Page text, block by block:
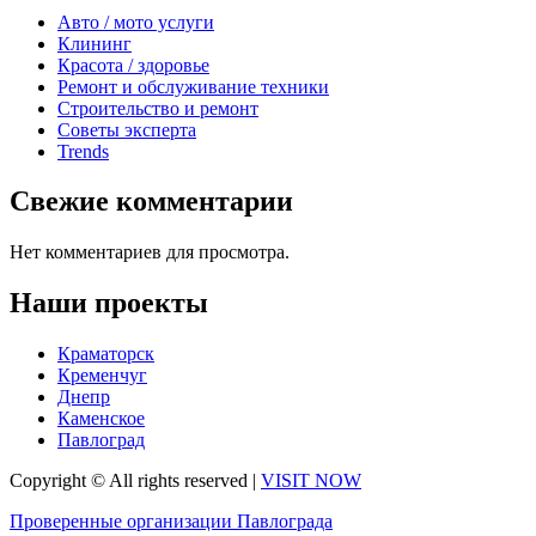
Авто / мото услуги
Клининг
Красота / здоровье
Ремонт и обслуживание техники
Строительство и ремонт
Советы эксперта
Trends
Свежие комментарии
Нет комментариев для просмотра.
Наши проекты
Краматорск
Кременчуг
Днепр
Каменское
Павлоград
Copyright © All rights reserved | VISIT NOW
Проверенные организации Павлограда